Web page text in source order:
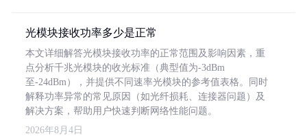
光模块接收功率多少是正常
本文详细解答光模块接收功率的正常范围及影响因素，重
点分析千兆光模块的收光标准（典型值为-3dBm
至-24dBm），并提供不同速率光模块的参考值表格。同时
解释功率异常的常见原因（如光纤损耗、连接器问题）及
解决方案，帮助用户快速判断网络性能问题。
2026年8月4日